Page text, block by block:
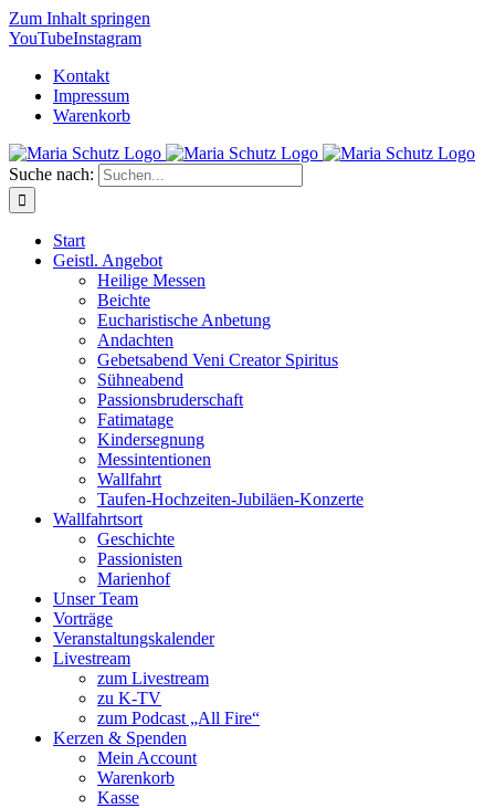
Zum Inhalt springen
YouTubeInstagram
Kontakt
Impressum
Warenkorb
Suche nach:
Start
Geistl. Angebot
Heilige Messen
Beichte
Eucharistische Anbetung
Andachten
Gebetsabend Veni Creator Spiritus
Sühneabend
Passionsbruderschaft
Fatimatage
Kindersegnung
Messintentionen
Wallfahrt
Taufen-Hochzeiten-Jubiläen-Konzerte
Wallfahrtsort
Geschichte
Passionisten
Marienhof
Unser Team
Vorträge
Veranstaltungskalender
Livestream
zum Livestream
zu K-TV
zum Podcast „All Fire“
Kerzen & Spenden
Mein Account
Warenkorb
Kasse